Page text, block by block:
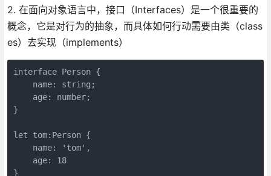
2. 在面向对象语言中，接口（Interfaces）是一个很重要的
概念，它是对行为的抽象，而具体如何行动需要由类（class
es）去实现（implements）
interface Person {
    name: string;
    age: number;
}
let tom:Person {
    name: 'tom',
    age: 18
}